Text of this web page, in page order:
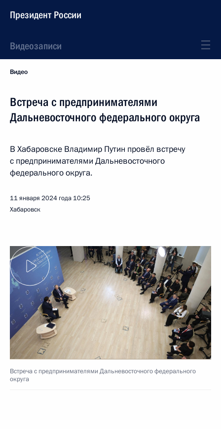
Президент России
Видеозаписи
Видео
Встреча с предпринимателями
Дальневосточного федерального округа
В Хабаровске Владимир Путин провёл встречу
с предпринимателями Дальневосточного
федерального округа.
11 января 2024 года 10:25
Хабаровск
Встреча с предпринимателями Дальневосточного федерального
округа